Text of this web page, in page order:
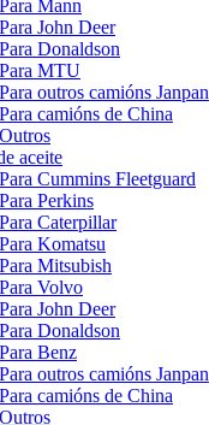
Para Mann
Para John Deer
Para Donaldson
Para MTU
Para outros camións Janpan
Para camións de China
Outros
aceite
Para Cummins Fleetguard
Para Perkins
Para Caterpillar
Para Komatsu
Para Mitsubish
Para Volvo
Para John Deer
Para Donaldson
Para Benz
Para outros camións Janpan
Para camións de China
Outros